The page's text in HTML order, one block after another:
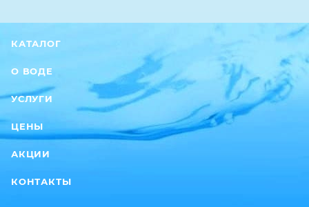
КАТАЛОГ
О ВОДЕ
УСЛУГИ
ЦЕНЫ
АКЦИИ
КОНТАКТЫ